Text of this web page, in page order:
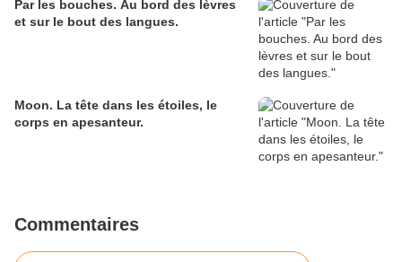
Par les bouches. Au bord des lèvres
et sur le bout des langues.
Moon. La tête dans les étoiles, le
corps en apesanteur.
Commentaires